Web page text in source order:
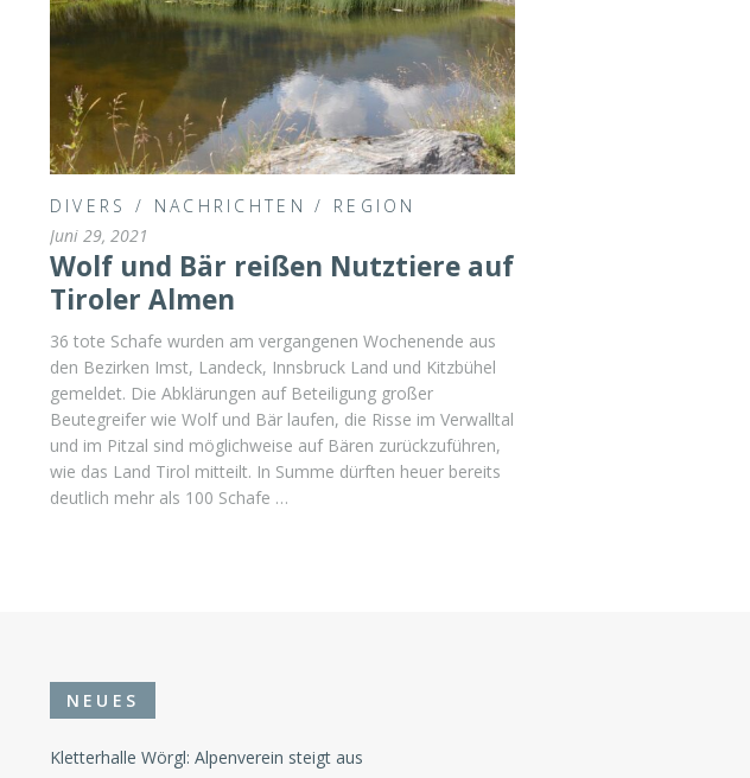
DIVERS / NACHRICHTEN / REGION
Juni 29, 2021
Wolf und Bär reißen Nutztiere auf
Tiroler Almen
36 tote Schafe wurden am vergangenen Wochenende aus
den Bezirken Imst, Landeck, Innsbruck Land und Kitzbühel
gemeldet. Die Abklärungen auf Beteiligung großer
Beutegreifer wie Wolf und Bär laufen, die Risse im Verwalltal
und im Pitzal sind möglichweise auf Bären zurückzuführen,
wie das Land Tirol mitteilt. In Summe dürften heuer bereits
deutlich mehr als 100 Schafe …
NEUES
Kletterhalle Wörgl: Alpenverein steigt aus